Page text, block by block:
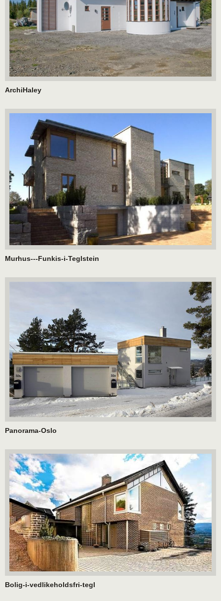
ArchiHaley
Murhus---Funkis-i-Teglstein
Panorama-Oslo
Bolig-i-vedlikeholdsfri-tegl